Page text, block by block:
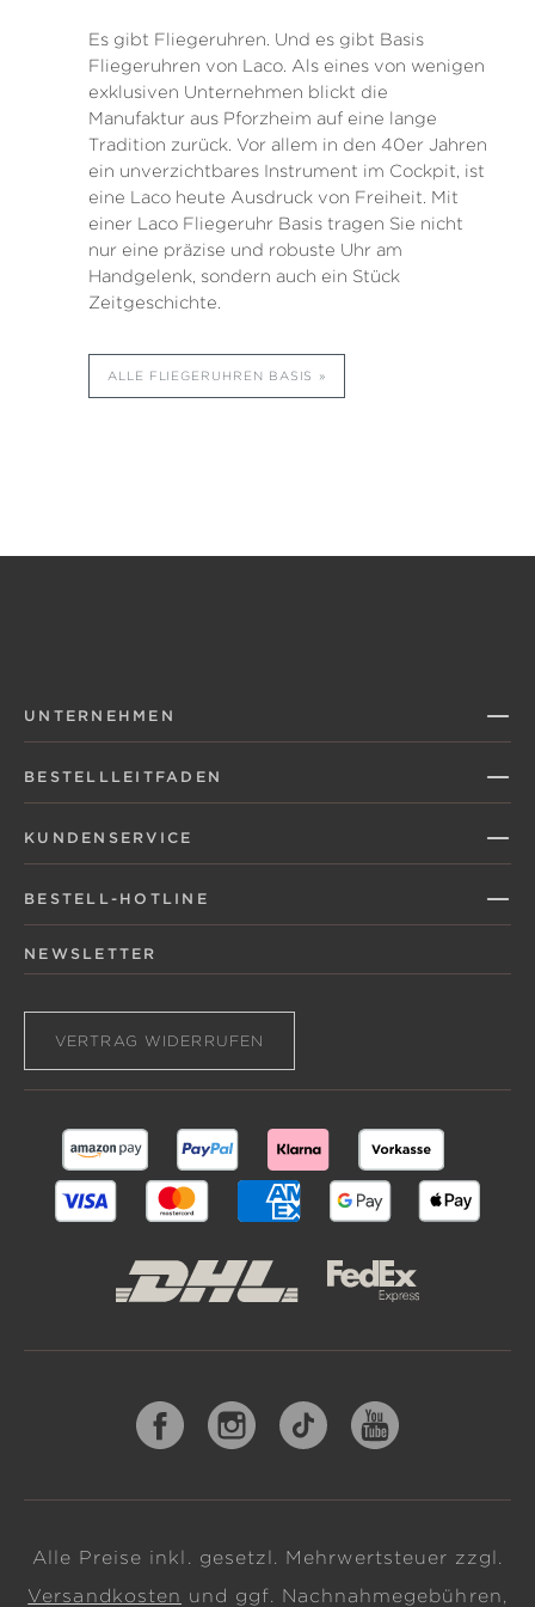
Es gibt Fliegeruhren. Und es gibt Basis
Fliegeruhren von Laco. Als eines von wenigen
exklusiven Unternehmen blickt die
Manufaktur aus Pforzheim auf eine lange
Tradition zurück. Vor allem in den 40er Jahren
ein unverzichtbares Instrument im Cockpit, ist
eine Laco heute Ausdruck von Freiheit. Mit
einer Laco Fliegeruhr Basis tragen Sie nicht
nur eine präzise und robuste Uhr am
Handgelenk, sondern auch ein Stück
Zeitgeschichte.
ALLE FLIEGERUHREN BASIS
UNTERNEHMEN
BESTELLLEITFADEN
KUNDENSERVICE
BESTELL-HOTLINE
NEWSLETTER
VERTRAG WIDERRUFEN
Alle Preise inkl. gesetzl. Mehrwertsteuer zzgl.
Versandkosten und ggf. Nachnahmegebühren,